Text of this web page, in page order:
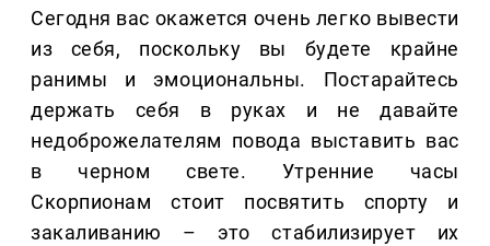
Сегодня вас окажется очень легко вывести
из себя, поскольку вы будете крайне
ранимы и эмоциональны. Постарайтесь
держать себя в руках и не давайте
недоброжелателям повода выставить вас
в черном свете. Утренние часы
Скорпионам стоит посвятить спорту и
закаливанию – это стабилизирует их